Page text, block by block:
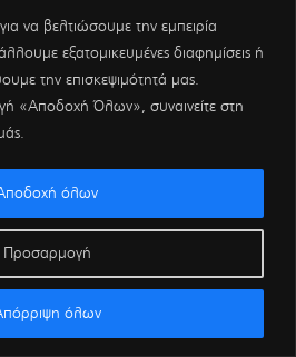
να βελτιώσουμε την εμπειρία
εξατομικευμένες διαφημίσεις ή
την επισκεψιμότητά μας.
«Αποδοχή Όλων», συναινείτε στη
Προσαρμογή
όλων
όλων